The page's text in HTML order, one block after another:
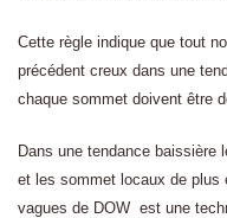
Cette règle indique que tout
précédent creux dans une
chaque sommet doivent être
Dans une tendance baissière
et les sommet locaux de plus
vagues de DOW est une